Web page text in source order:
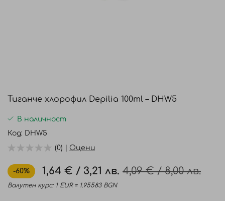
началото
на
галерия
снимки
Тиганче хлорофил Depilia 100ml – DHW5
В наличност
Код DHW5
(0) | Оцени
-60%
Промо
цена
1,64 € / 3,21 лв. 4,09 €/8,00 лв.
Валутен курс: 1 EUR = 1.95583 BGN